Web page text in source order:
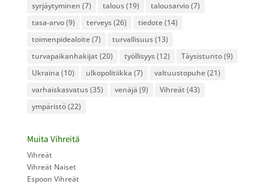
syrjäytyminen (7) talous(19) talousarvio(7)
tasa-arvo(9) terveys(26) tiedote(14)
toimenpidealoite(7) turvallisuus(13)
turvapaikanhakijat (20) työllisyys(12) Täysistunto(9)
Ukraina (10) ulkopolitiikka (7) valtuustopuhe(21)
varhaiskasvatus(35) venäjä (9) Vihreät (43)
ympäristö(22)
Muita Vihreitä
Vihreät
Vihreät Naiset
Espoon Vihreät